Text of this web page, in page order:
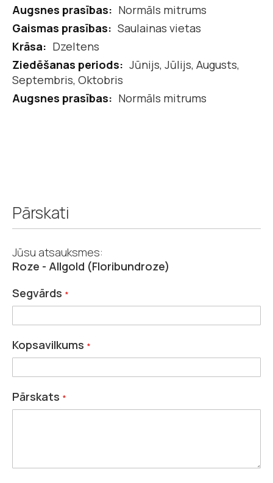
Normāls mitrums
Saulainas vietas
Dzeltens
Jūnijs, Jūlijs, Augusts,
Septembris, Oktobris
Normāls mitrums
Pārskati
Jūsu atsauksmes:
Roze - Allgold (Floribundroze)
Segvārds
Kopsavilkums
Pārskats